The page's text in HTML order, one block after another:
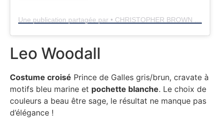
Leo Woodall
Costume croisé Prince de Galles gris/brun, cravate à
motifs bleu marine et pochette blanche. Le choix de
couleurs a beau être sage, le résultat ne manque pas
d’élégance !